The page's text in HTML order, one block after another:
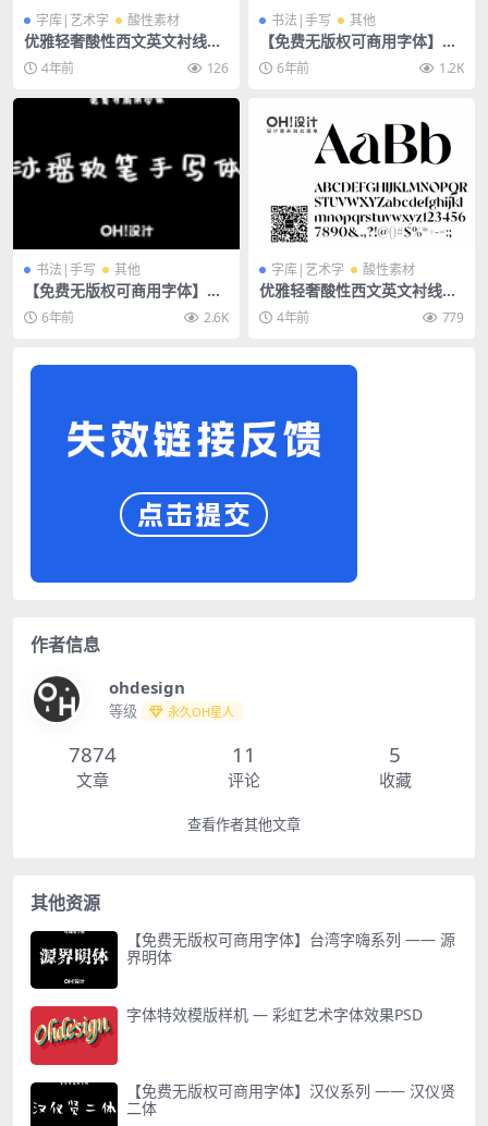
字库|艺术字 酸性素材
优雅轻奢酸性西文英文衬线字
体-Zephyr
4年前 126
书法|手写 其他
【免费无版权可商用字体】手
书体6年前 1.2K
书法|手写 其他
【免费无版权可商用字体】沐
瑶软笔手写体
6年前 2.6K
字库|艺术字 酸性素材
优雅轻奢酸性西文英文衬线字
体-Tangerine
4年前 779
作者信息
ohdesign
等级 永久OH星人
7874
文章
11
评论
5
收藏
查看作者其他文章
其他资源
【免费无版权可商用字体】台湾字嗨系列 —— 源
界明体
字体特效模版样机 — 彩虹艺术字体效果PSD
【免费无版权可商用字体】汉仪系列 —— 汉仪贤
二体